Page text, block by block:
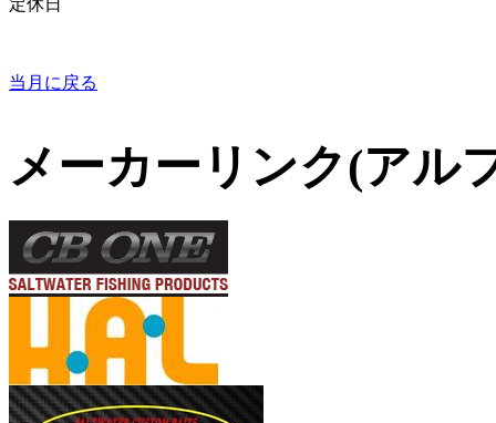
当月に戻る
メーカーリンク(アル